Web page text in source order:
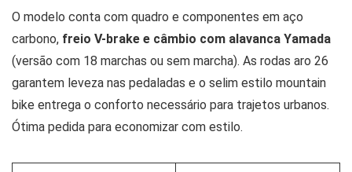
O modelo conta com quadro e componentes em aço
carbono, freio V-brake e câmbio com alavanca Yamada
(versão com 18 marchas ou sem marcha). As rodas aro 26
garantem leveza nas pedaladas e o selim estilo mountain
bike entrega o conforto necessário para trajetos urbanos.
Ótima pedida para economizar com estilo.